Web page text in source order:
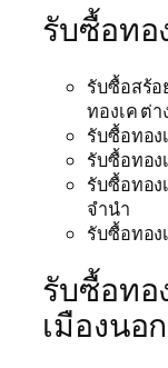
รับซื้อทอ
รับซื้อสร้อ
ทองเค ต่
รับซื้อทอง
รับซื้อทอ
รับซื้อทอง
จำนำ
รับซื้อทองเ
รับซื้อทอ
เมืองนอก